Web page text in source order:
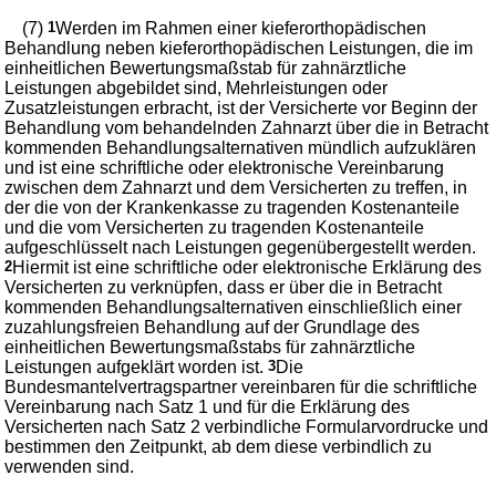
(7)1Werden im Rahmen einer kieferorthopädischen
Behandlung neben kieferorthopädischen Leistungen, die im
einheitlichen Bewertungsmaßstab für zahnärztliche
Leistungen abgebildet sind, Mehrleistungen oder
Zusatzleistungen erbracht, ist der Versicherte vor Beginn der
Behandlung vom behandelnden Zahnarzt über die in Betracht
kommenden Behandlungsalternativen mündlich aufzuklären
und ist eine schriftliche oder elektronische Vereinbarung
zwischen dem Zahnarzt und dem Versicherten zu treffen, in
der die von der Krankenkasse zu tragenden Kostenanteile
und die vom Versicherten zu tragenden Kostenanteile
aufgeschlüsselt nach Leistungen gegenübergestellt werden.
2Hiermit ist eine schriftliche oder elektronische Erklärung des
Versicherten zu verknüpfen, dass er über die in Betracht
kommenden Behandlungsalternativen einschließlich einer
zuzahlungsfreien Behandlung auf der Grundlage des
einheitlichen Bewertungsmaßstabs für zahnärztliche
Leistungen aufgeklärt worden ist.3Die
Bundesmantelvertragspartner vereinbaren für die schriftliche
Vereinbarung nach Satz 1 und für die Erklärung des
Versicherten nach Satz 2 verbindliche Formularvordrucke und
bestimmen den Zeitpunkt, ab dem diese verbindlich zu
verwenden sind.